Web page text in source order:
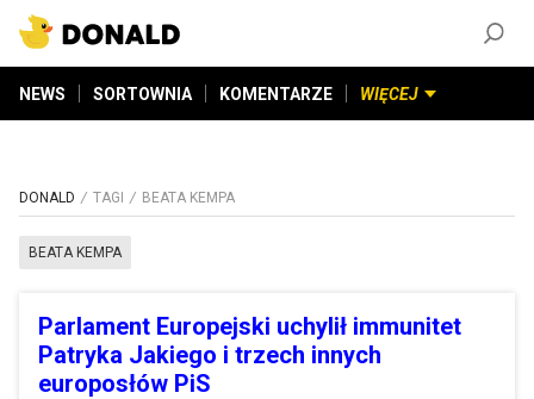
NEWS SORTOWNIA KOMENTARZE WIĘCEJ
DONALD TAGI BEATA KEMPA
BEATA KEMPA
Parlament Europejski uchylił immunitet
Patryka Jakiego i trzech innych
europosłów PiS